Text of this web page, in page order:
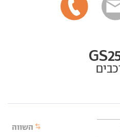
השווה